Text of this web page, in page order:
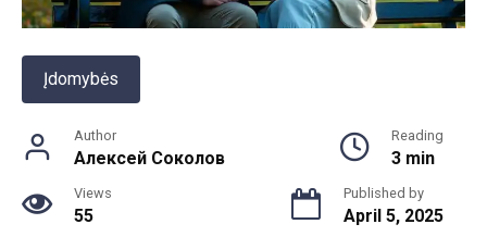
Įdomybės
Author
Алексей Соколов
Reading
3 min
Views
55
Published by
April 5, 2025